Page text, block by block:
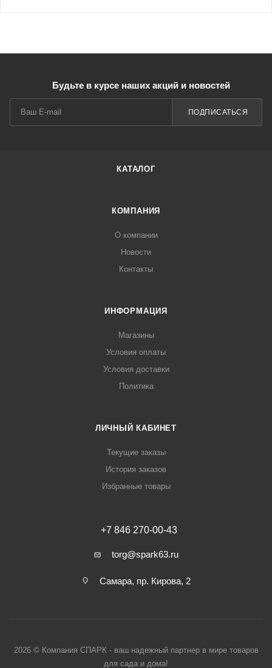
Будьте в курсе наших акций и новостей
ПОДПИСАТЬСЯ
КАТАЛОГ
КОМПАНИЯ
О компании
Новости
Контакты
ИНФОРМАЦИЯ
Магазины
Условия оплаты
Условия доставки
Политика
ЛИЧНЫЙ КАБИНЕТ
Текущие заказы
История заказов
Избранные товары
+7 846 270-00-43
torg@spark63.ru
Самара, пр. Кирова, 2
2026 © Компания СПАРК - ваш надежный партнер в мире товаров
для сада и дома!